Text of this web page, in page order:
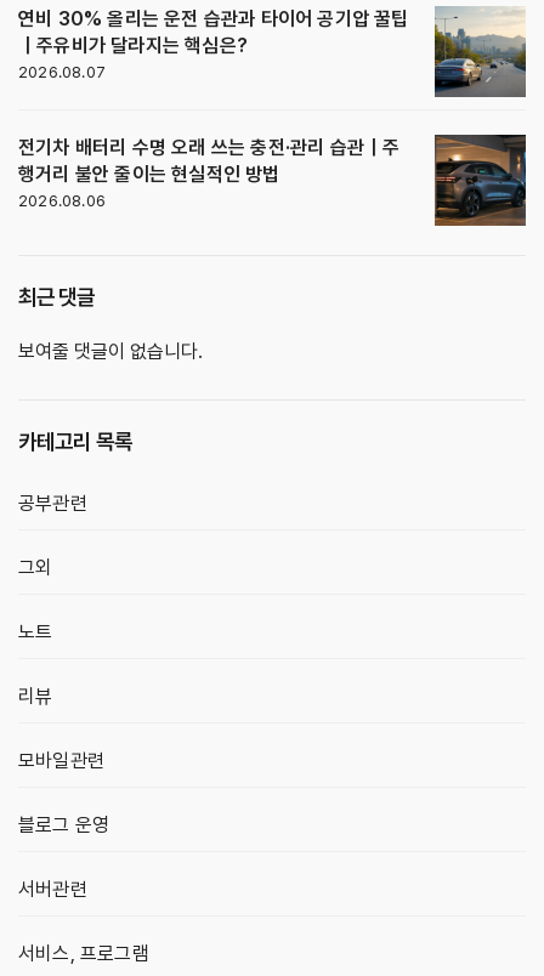
연비 30% 올리는 운전 습관과 타이어 공기압 꿀팁
｜주유비가 달라지는 핵심은?
2026.08.07
전기차 배터리 수명 오래 쓰는 충전·관리 습관｜주
행거리 불안 줄이는 현실적인 방법
2026.08.06
최근 댓글
보여줄 댓글이 없습니다.
카테고리 목록
공부관련
그외
노트
리뷰
모바일관련
블로그 운영
서버관련
서비스, 프로그램